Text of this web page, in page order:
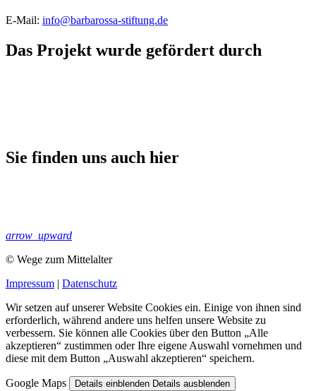
E-Mail: info@barbarossa-stiftung.de
Das Projekt wurde gefördert durch
Sie finden uns auch hier
arrow_upward
© Wege zum Mittelalter
Impressum | Datenschutz
Wir setzen auf unserer Website Cookies ein. Einige von ihnen sind
erforderlich, während andere uns helfen unsere Website zu
verbessern. Sie können alle Cookies über den Button „Alle
akzeptieren“ zustimmen oder Ihre eigene Auswahl vornehmen und
diese mit dem Button „Auswahl akzeptieren“ speichern.
Google Maps Details einblenden Details ausblenden